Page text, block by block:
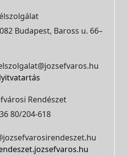
Budapest, Baross u. 66–
Rendészet
80/204-618